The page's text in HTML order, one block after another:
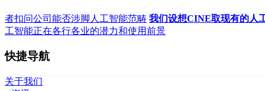
者扣问公司能否涉脚人工智能范畴 我们设想CINE取现有的人
工智能正在各行各业的潜力和使用前景
快捷导航
关于我们